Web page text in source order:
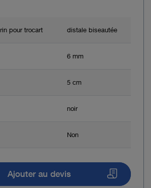
pour trocart distale biseautée
6 mm
5 cm
noir
Non
Ajouter au devis